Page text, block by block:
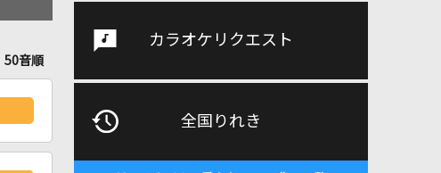
カラオケリクエスト
全国りれき
50音順